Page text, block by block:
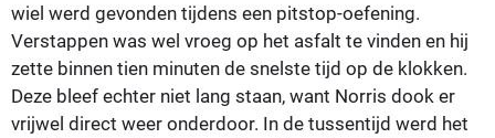
wiel werd gevonden tijdens een pitstop-oefening.
Verstappen was wel vroeg op het asfalt te vinden en hij
zette binnen tien minuten de snelste tijd op de klokken.
Deze bleef echter niet lang staan, want Norris dook er
vrijwel direct weer onderdoor. In de tussentijd werd het